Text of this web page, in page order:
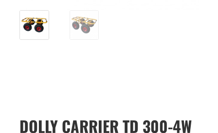
DOLLY CARRIER TD 300-4W